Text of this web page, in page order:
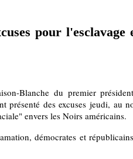
pour l'esclavage
Blanche du premier
présenté des excuses jeudi, au
envers les Noirs américains.
démocrates et